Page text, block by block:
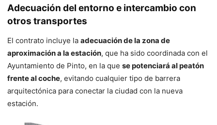
Adecuación del entorno e intercambio con
otros transportes
El contrato incluye la adecuación de la zona de
aproximación a la estación, que ha sido coordinada con el
Ayuntamiento de Pinto, en la que se potenciará al peatón
frente al coche, evitando cualquier tipo de barrera
arquitectónica para conectar la ciudad con la nueva
estación.